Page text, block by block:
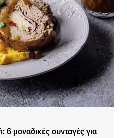
6 μοναδικές συνταγές για